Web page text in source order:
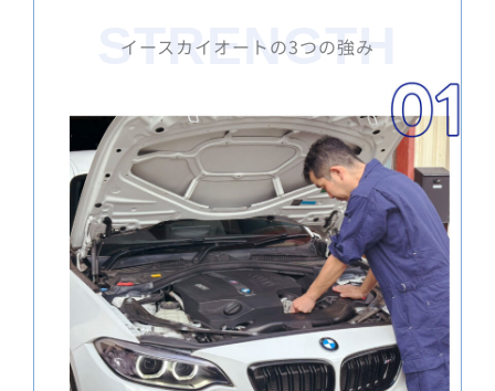
STRENGTH
イースカイオートの3つの強み